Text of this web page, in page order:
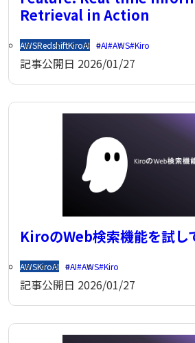
Retrieval in Action
AWSRedshiftKiroAI AI AWS Kiro
記事公開日 2026/01/27
KiroのWeb検索機能を試し
AWSKiroAI AI AWS Kiro
記事公開日 2026/01/27